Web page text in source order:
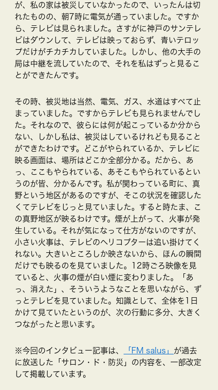
が、私の家は被災していなかったので、いったんは切
れたものの、朝7時に電気が通っていました。ですか
ら、テレビは見られました。さすがに神戸のサンテレ
ビはダウンして、テレビは映っておらず、青いテロッ
プだけがチカチカしていました。しかし、他の大手の
局は中継を流していたので、それを私はずっと見るこ
とができたんです。
その時、被災地は当然、電気、ガス、水道はすべて止
まっていました。ですからテレビも見られませんでし
た。それなので、彼らには何が起こっているか分から
ない、しかし私は、被災はしているけれども見ること
ができたわけです。どこがやられているか、テレビに
映る画面は、場所はどこか全部分かる。だから、あ
っ、ここもやられている、あそこもやられているとい
うのが皆、分かるんです。私が関わっている町に、真
野という地区があるのですが、そこの状況を確認した
くてテレビをじっと見ていました。すると時たま、こ
の真野地区が映るわけです。煙が上がって、火事が発
生している。それが気になって仕方がないのですが、
小さい火事は、テレビのヘリコプターは追い掛けてく
れない。大きいところしか映さないから、ほんの瞬間
だけでも映るのを見ていました。12時ごろ映像を見
ていると、火事の煙が白い煙に変わりました。「あ
っ、消えた」、そういうようなことを思いながら、ず
っとテレビを見ていました。知識として、全体を1日
かけて見ていたというのが、次の行動に多分、大きく
つながったと思います。
※今回のインタビュー記事は、 「FM salus」 が過去
に放送した「サロン・ド・防災」の内容を、一部改定
して掲載しています。